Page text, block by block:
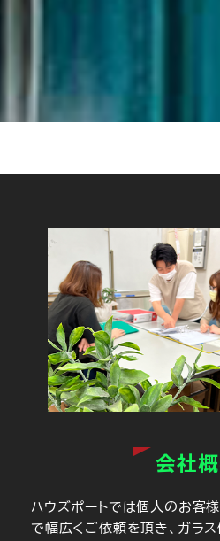
会社
ハウズポートでは個人のお客
で幅広くご依頼を頂き、ガラス